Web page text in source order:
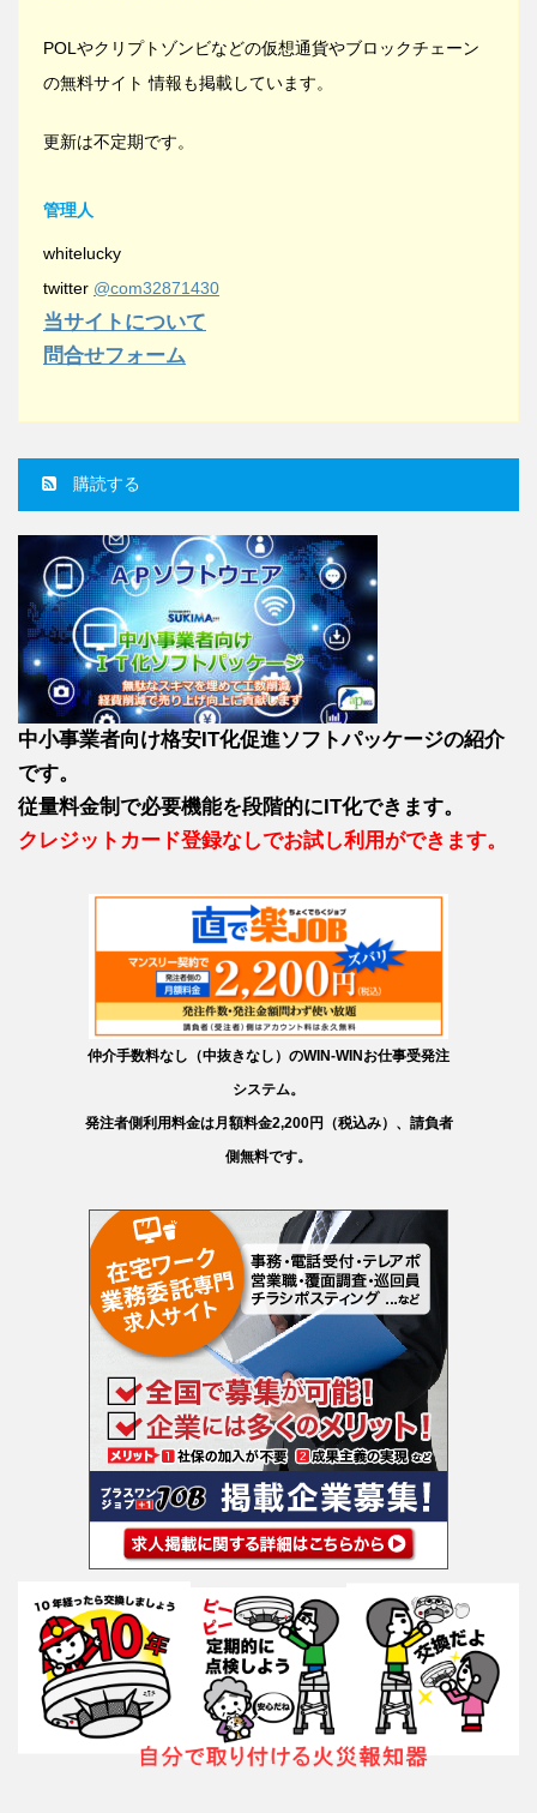
POLやクリプトゾンビなどの仮想通貨やブロックチェーン
の無料サイト 情報も掲載しています。
更新は不定期です。
管理人
whitelucky
twitter @com32871430
当サイトについて
問合せフォーム
購読する
中小事業者向け格安IT化促進ソフトパッケージの紹介
です。
従量料金制で必要機能を段階的にIT化できます。
クレジットカード登録なしでお試し利用ができます。
仲介手数料なし（中抜きなし）のWIN-WINお仕事受発注
システム。
発注者側利用料金は月額料金2,200円（税込み）、請負者
側無料です。